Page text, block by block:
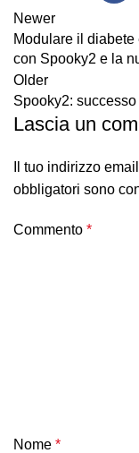
Newer
Modulare il
con Spooky2 e la
Older
Spooky2:
Lascia un
Il tuo indirizzo
obbligatori sono
Commento *
Nome *